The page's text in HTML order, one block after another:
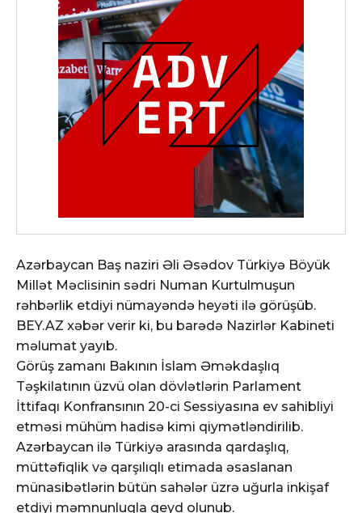
Azərbaycan Baş naziri Əli Əsədov Türkiyə Böyük
Millət Məclisinin sədri Numan Kurtulmuşun
rəhbərlik etdiyi nümayəndə heyəti ilə görüşüb.
BEY.AZ xəbər verir ki, bu barədə Nazirlər Kabineti
məlumat yayıb.
Görüş zamanı Bakının İslam Əməkdaşlıq
Təşkilatının üzvü olan dövlətlərin Parlament
İttifaqı Konfransının 20-ci Sessiyasına ev sahibliyi
etməsi mühüm hadisə kimi qiymətləndirilib.
Azərbaycan ilə Türkiyə arasında qardaşlıq,
müttəfiqlik və qarşılıqlı etimada əsaslanan
münasibətlərin bütün sahələr üzrə uğurla inkişaf
etdiyi məmnunluqla qeyd olunub.